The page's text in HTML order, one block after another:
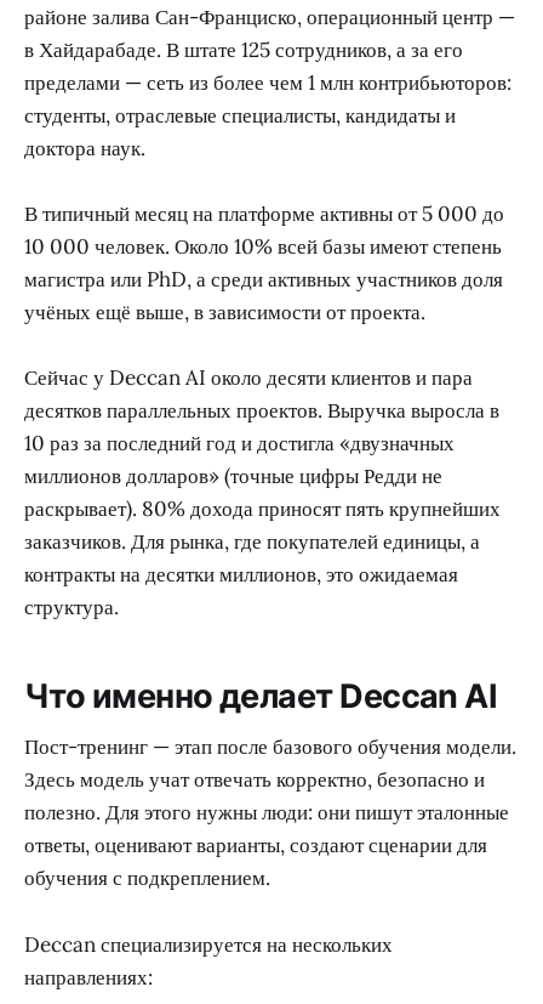
районе залива Сан-Франциско, операционный центр —
в Хайдарабаде. В штате 125 сотрудников, а за его
пределами — сеть из более чем 1 млн контрибьюторов:
студенты, отраслевые специалисты, кандидаты и
доктора наук.
В типичный месяц на платформе активны от 5 000 до
10 000 человек. Около 10% всей базы имеют степень
магистра или PhD, а среди активных участников доля
учёных ещё выше, в зависимости от проекта.
Сейчас у Deccan AI около десяти клиентов и пара
десятков параллельных проектов. Выручка выросла в
10 раз за последний год и достигла «двузначных
миллионов долларов» (точные цифры Редди не
раскрывает). 80% дохода приносят пять крупнейших
заказчиков. Для рынка, где покупателей единицы, а
контракты на десятки миллионов, это ожидаемая
структура.
Что именно делает Deccan AI
Пост-тренинг — этап после базового обучения модели.
Здесь модель учат отвечать корректно, безопасно и
полезно. Для этого нужны люди: они пишут эталонные
ответы, оценивают варианты, создают сценарии для
обучения с подкреплением.
Deccan специализируется на нескольких
направлениях: